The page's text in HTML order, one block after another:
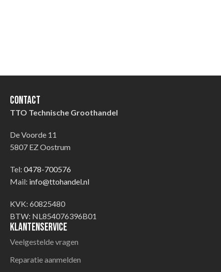
Contact
TTO Technische Groothandel
De Voorde 11
5807 EZ Oostrum
Tel: 0478-700576
Mail: info@ttohandel.nl
KVK: 60825480
BTW: NL854076396B01
Klantenservice
Veelgestelde vragen
Reparatie aanmelden